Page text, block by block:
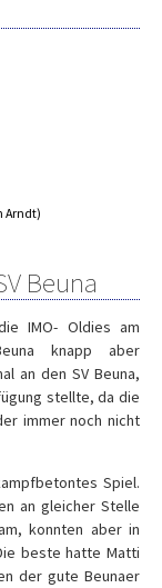
Arndt)
Beuna
IMO- Oldies am
knapp aber
an den SV Beuna,
stellte, da die
immer noch nicht
Spiel.
an gleicher Stelle
konnten aber in
beste hatte Matti
der gute Beunaer